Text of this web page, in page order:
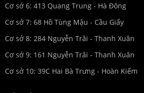
Cơ sở 6: 413 Quang Trung - Hà Đông
Cơ sở 7: 68 Hồ Tùng Mậu - Cầu Giấy
Cơ sở 8: 284 Nguyễn Trãi - Thanh Xuân
Cơ sở 9: 161 Nguyễn Trãi - Thanh Xuân
Cơ sở 10: 39C Hai Bà Trưng - Hoàn Kiếm